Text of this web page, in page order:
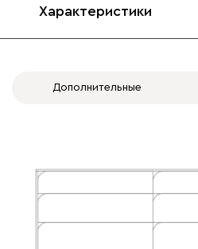
Характеристики
Дополнительные